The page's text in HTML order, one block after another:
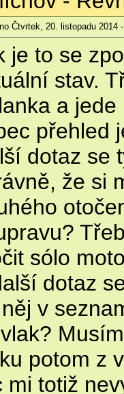
Čtvrtek, 20. listopadu 2014
je to se
stav.
a
přehled
dotaz se
že si
sólo
dotaz
v
potom z
mi totiž